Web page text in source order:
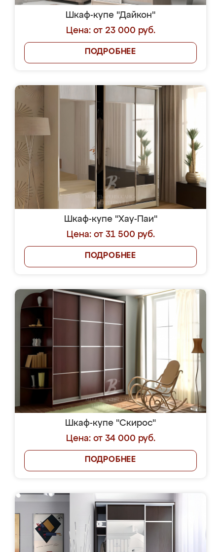
Шкаф-купе "Дайкон"
Цена: от 23 000 руб.
ПОДРОБНЕЕ
Шкаф-купе "Хау-Паи"
Цена: от 31 500 руб.
ПОДРОБНЕЕ
Шкаф-купе "Скирос"
Цена: от 34 000 руб.
ПОДРОБНЕЕ